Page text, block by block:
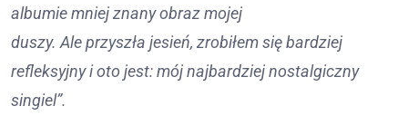
albumie mniej znany obraz mojej
duszy. Ale przyszła jesień, zrobiłem się bardziej
refleksyjny i oto jest: mój najbardziej nostalgiczny
singiel”.